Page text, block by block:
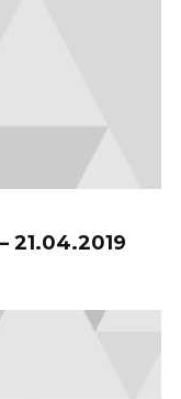
21.04.2019